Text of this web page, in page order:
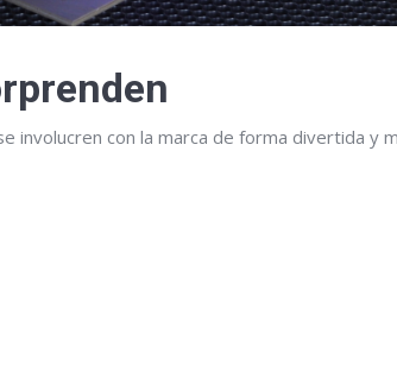
involucren con la marca de forma divertida y